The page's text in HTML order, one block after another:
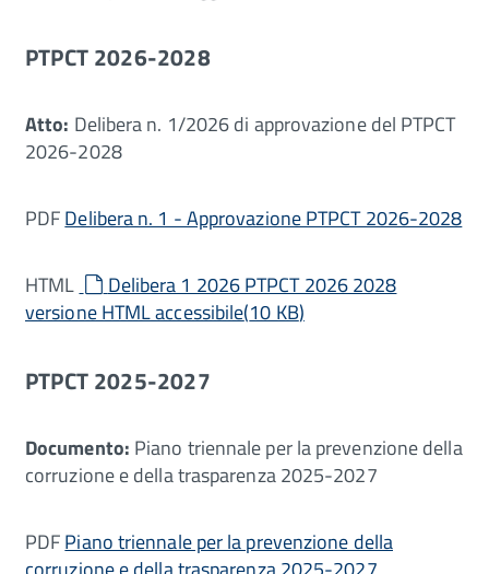
PTPCT 2026-2028
Atto: Delibera n. 1/2026 di approvazione del PTPCT
2026-2028
PDFDelibera n. 1 - Approvazione PTPCT 2026-2028
HTML default
Delibera 1 2026 PTPCT 2026 2028
versione HTML accessibile(10 KB)
PTPCT 2025-2027
Documento: Piano triennale per la prevenzione della
corruzione e della trasparenza 2025-2027
PDFPiano triennale per la prevenzione della